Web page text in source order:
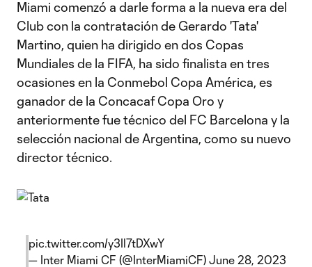
Miami comenzó a darle forma a la nueva era del
Club con la contratación de Gerardo 'Tata'
Martino, quien ha dirigido en dos Copas
Mundiales de la FIFA, ha sido finalista en tres
ocasiones en la Conmebol Copa América, es
ganador de la Concacaf Copa Oro y
anteriormente fue técnico del FC Barcelona y la
selección nacional de Argentina, como su nuevo
director técnico.
pic.twitter.com/y3Il7tDXwY
— Inter Miami CF (@InterMiamiCF) June 28, 2023